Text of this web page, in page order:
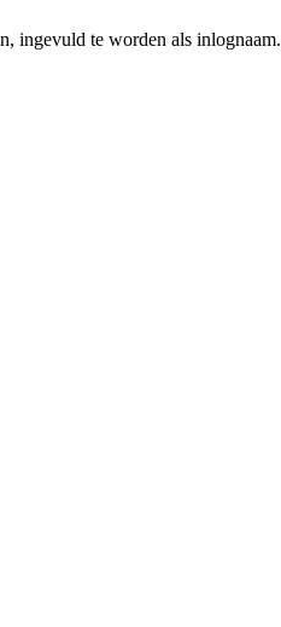
ingevuld te worden als inlognaam.